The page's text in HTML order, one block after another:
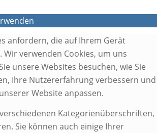
anfordern, die auf Ihrem Gerät
verwenden Cookies, um uns
unsere Websites besuchen, wie Sie
Ihre Nutzererfahrung verbessern und
Website anpassen.
Kategorienüberschriften,
Sie können auch einige Ihrer